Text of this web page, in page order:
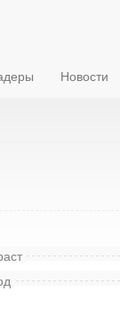
Новости